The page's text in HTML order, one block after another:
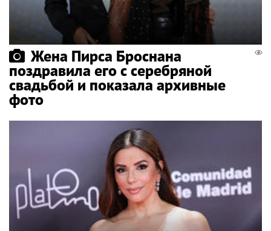
Жена Пирса Броснана
поздравила его с серебряной
свадьбой и показала архивные
фото